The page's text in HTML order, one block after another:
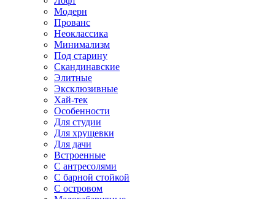
Модерн
Прованс
Неоклассика
Минимализм
Под старину
Скандинавские
Элитные
Эксклюзивные
Хай-тек
Особенности
Для студии
Для хрущевки
Для дачи
Встроенные
С антресолями
С барной стойкой
С островом